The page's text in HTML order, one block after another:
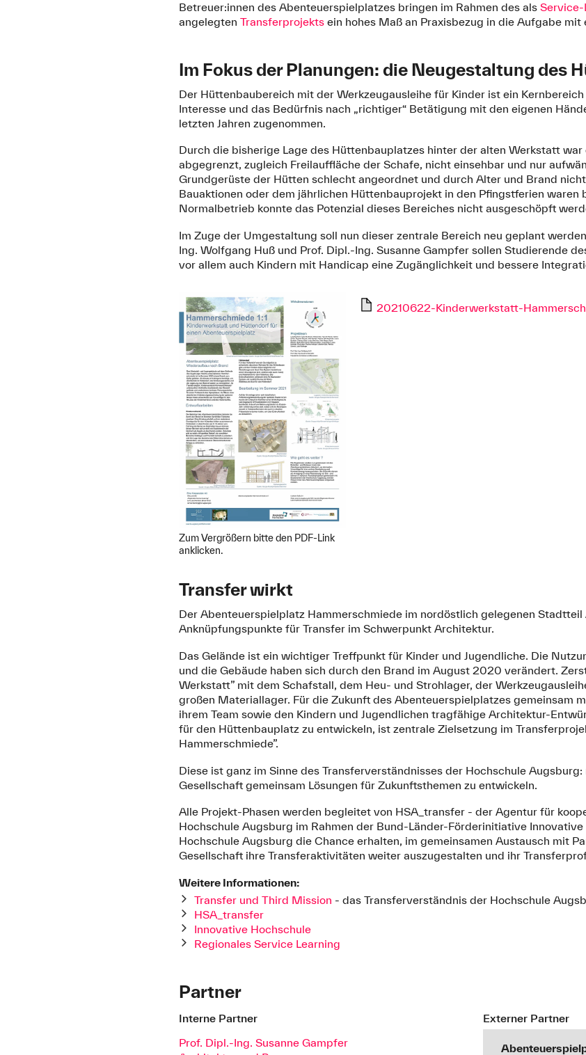
Betreuer:innen des Abenteuerspielplatzes bringen im Rahmen des als
angelegtenTransferprojekts ein hohes Maß an Praxisbezug in die Aufgabe mit
Im Fokus der Planungen: die Neugestaltung des
Der Hüttenbaubereich mit der Werkzeugausleihe für Kinder ist ein
Interesse und das Bedürfnis nach „richtiger“ Betätigung mit den eigenen
letzten Jahren zugenommen.
Durch die bisherige Lage des Hüttenbauplatzes hinter der alten Werkstatt
abgegrenzt, zugleich Freilauffläche der Schafe, nicht einsehbar und nur
Grundgerüste der Hütten schlecht angeordnet und durch Alter und Brand
Bauaktionen oder dem jährlichen Hüttenbauprojekt in den Pfingstferien waren
Normalbetrieb konnte das Potenzial dieses Bereiches nicht ausgeschöpft
Im Zuge der Umgestaltung soll nun dieser zentrale Bereich neu geplant
Ing. Wolfgang Huß und Prof. Dipl.-Ing. Susanne Gampfer sollen Studierende
vor allem auch Kindern mit Handicap eine Zugänglichkeit und bessere
Zum Vergrößern bitte den PDF-Link
anklicken.
20210622-Kinderwerkstatt-
Transfer wirkt
Der Abenteuerspielplatz Hammerschmiede im nordöstlich gelegenen
Anknüpfungspunkte für Transfer im Schwerpunkt Architektur.
Das Gelände ist ein wichtiger Treffpunkt für Kinder und Jugendliche. Die
und die Gebäude haben sich durch den Brand im August 2020 verändert.
Werkstatt” mit dem Schafstall, dem Heu- und Strohlager, der
großen Materiallager. Für die Zukunft des Abenteuerspielplatzes gemeinsam
ihrem Team sowie den Kindern und Jugendlichen tragfähige Architektur-
für den Hüttenbauplatz zu entwickeln, ist zentrale Zielsetzung im
Hammerschmiede”.
Diese ist ganz im Sinne des Transferverständnisses der Hochschule
Gesellschaft gemeinsam Lösungen für Zukunftsthemen zu entwickeln.
Alle Projekt-Phasen werden begleitet von HSA_transfer - der Agentur für
Hochschule Augsburg im Rahmen der Bund-Länder-Förderinitiative
Hochschule Augsburg die Chance erhalten, im gemeinsamen Austausch mit
Gesellschaft ihre Transferaktivitäten weiter auszugestalten und ihr
Weitere Informationen:
Transfer und Third Mission - das Transferverständnis der Hochschule
HSA_transfer
Innovative Hochschule
Regionales Service Learning
Partner
Interne Partner
Prof. Dipl.-Ing. Susanne Gampfer
Externer Partner